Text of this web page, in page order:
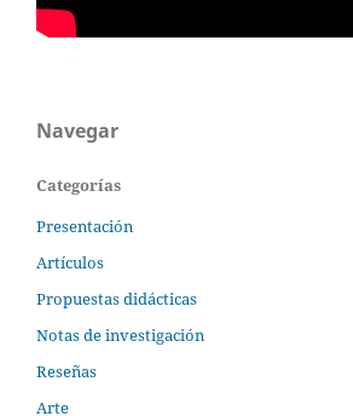
Navegar
Categorías
Presentación
Artículos
Propuestas didácticas
Notas de investigación
Reseñas
Arte